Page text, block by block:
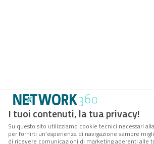
I tuoi contenuti, la tua privacy!
Su questo sito utilizziamo cookie tecnici necessari
per fornirti un’esperienza di navigazione sempre
di ricevere comunicazioni di marketing aderenti alle